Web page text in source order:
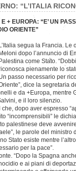
“L’ITALIA
+ EUROPA: “E’ UN
ORIENTE”
L’Italia segua la Francia.
Meloni dopo l’annuncio di
Palestina come Stato.
pienamente lo
passo necessario per
dice la segretaria
e da +Europa, mentre
e il loro silenzio.
dopo aver espresso
“incomprensibili” le
palestinese deve
le parole del
Stato esiste mentre
per la pace”.
“Dopo la Spagna
e ai piani di